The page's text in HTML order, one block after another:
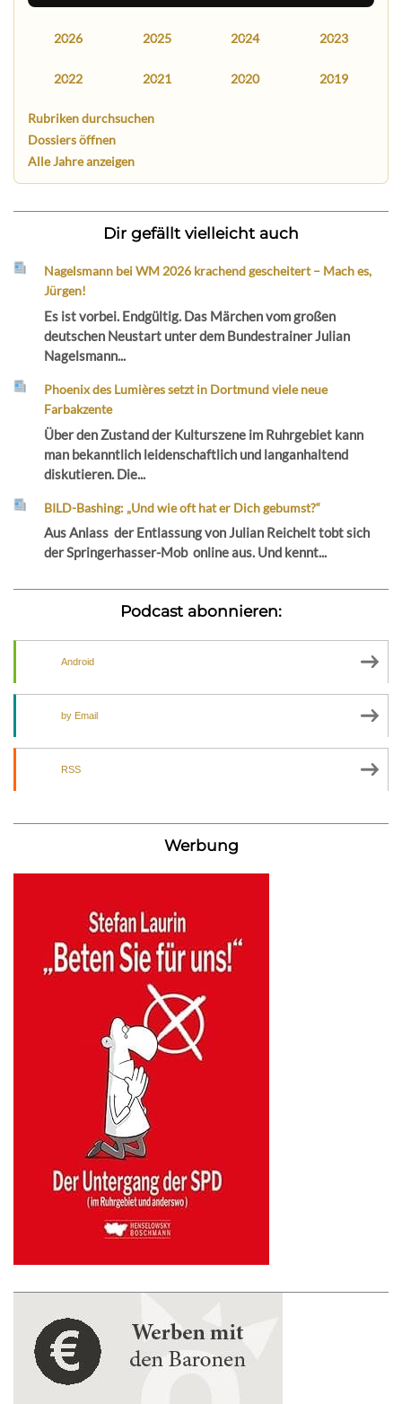
2026 2025 2024 2023
2022 2021 2020 2019
Rubriken durchsuchen
Dossiers öffnen
Alle Jahre anzeigen
Dir gefällt vielleicht auch
Nagelsmann bei WM 2026 krachend gescheitert – Mach es,
Jürgen!
Es ist vorbei. Endgültig. Das Märchen vom großen
deutschen Neustart unter dem Bundestrainer Julian
Nagelsmann...
Phoenix des Lumières setzt in Dortmund viele neue
Farbakzente
Über den Zustand der Kulturszene im Ruhrgebiet kann
man bekanntlich leidenschaftlich und langanhaltend
diskutieren. Die...
BILD-Bashing: „Und wie oft hat er Dich gebumst?“
Aus Anlass der Entlassung von Julian Reichelt tobt sich
der Springerhasser-Mob online aus. Und kennt...
Podcast abonnieren:
Android
by Email
RSS
Werbung